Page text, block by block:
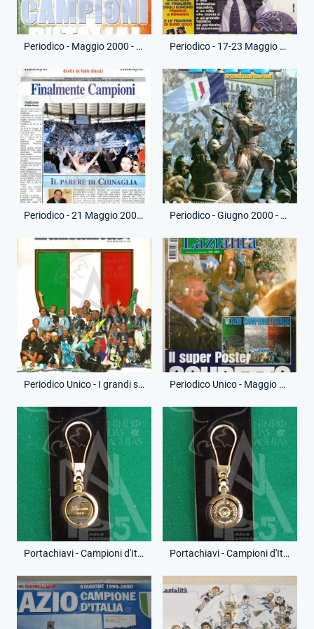
Periodico - Maggio 2000 - Forza Lazio - Campioni d'Italia Periodico - 17-23 Maggio 2000 - Guerin Sportivo - Vittoria Scudetto
Periodico - 21 Maggio 2000 - Cuore di Lazio - Festa Scudetto Periodico - Giugno 2000 - Forza Lazio - Speciale Lazio Campione
Periodico Unico - I grandi speciali di Lazialità - Campioni d'Italia Periodico Unico - Maggio 2000 - I grandi speciali di Lazialità - Il Super Poster Scudetto
Portachiavi - Campioni d'Italia - (Fronte) Portachiavi - Campioni d'Italia - (Retro)